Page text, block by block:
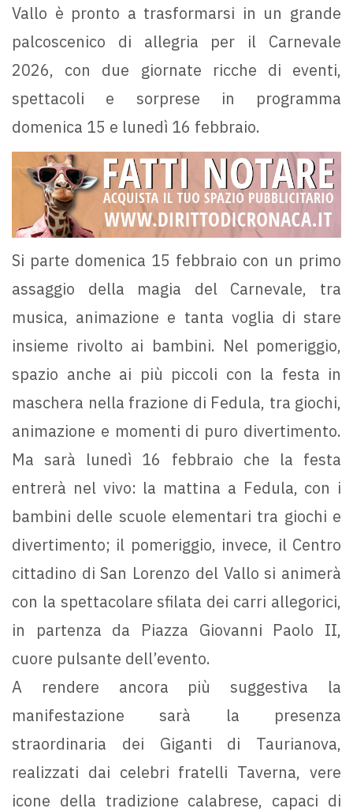
Vallo è pronto a trasformarsi in un grande
palcoscenico di allegria per il Carnevale
2026, con due giornate ricche di eventi,
spettacoli e sorprese in programma
domenica 15 e lunedì 16 febbraio.
Si parte domenica 15 febbraio con un primo
assaggio della magia del Carnevale, tra
musica, animazione e tanta voglia di stare
insieme rivolto ai bambini. Nel pomeriggio,
spazio anche ai più piccoli con la festa in
maschera nella frazione di Fedula, tra giochi,
animazione e momenti di puro divertimento.
Ma sarà lunedì 16 febbraio che la festa
entrerà nel vivo: la mattina a Fedula, con i
bambini delle scuole elementari tra giochi e
divertimento; il pomeriggio, invece, il Centro
cittadino di San Lorenzo del Vallo si animerà
con la spettacolare sfilata dei carri allegorici,
in partenza da Piazza Giovanni Paolo II,
cuore pulsante dell’evento.
A rendere ancora più suggestiva la
manifestazione sarà la presenza
straordinaria dei Giganti di Taurianova,
realizzati dai celebri fratelli Taverna, vere
icone della tradizione calabrese, capaci di